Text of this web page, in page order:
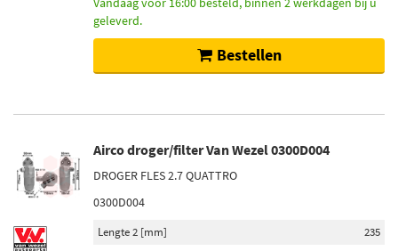
geleverd.
Bestellen
Airco droger/filter Van Wezel 0300D004
DROGER FLES 2.7 QUATTRO
0300D004
Lengte 2 [mm]
235